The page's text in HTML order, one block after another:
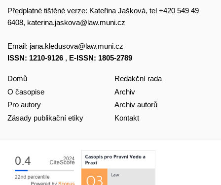
Předplatné tištěné verze: Kateřina Jašková, tel +420 549 49
6408, katerina.jaskova@law.muni.cz
Email: jana.kledusova@law.muni.cz
ISSN: 1210-9126 , E-ISSN: 1805-2789
Domů
O časopise
Pro autory
Zásady publikační etiky
Redakční rada
Archiv
Archiv autorů
Kontakt